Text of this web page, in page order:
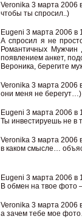
Veronika 3 марта 2006
чтобы ты спросил..)
Eugeni 3 марта 2006 в
А спросил я не
Романтичных
появлением анкет,
Вероника, берегите
Veronika 3 марта 2006
они меня не берегут…)
Eugeni 3 марта 2006 в
Ты инвестируешь не в
Veronika 3 марта 2006
в каком смысле…
Eugeni 3 марта 2006 в
В обмен на твое фото
Veronika 3 марта 2006
а зачем тебе мое